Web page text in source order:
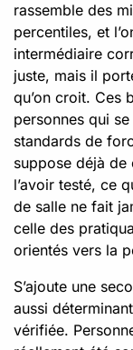
rassemble des
percentiles, et
intermédiaire
juste, mais il
qu’on croit. Ces
personnes qui
standards de
suppose déjà
l’avoir testé, ce
de salle ne fait
celle des
orientés vers la
S’ajoute une
aussi
vérifiée.